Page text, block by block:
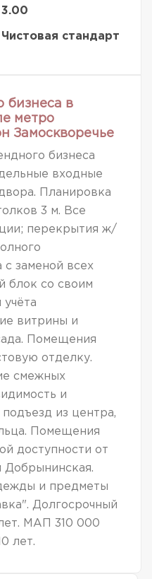
3.00
Чистовая стандарт
бизнеса в
метро
Замоскворечье
бизнеса
входные
Планировка
3 м. Все
перекрытия ж/
с заменой всех
блок со своим
витрины и
Помещения
отделку.
смежных
и
из центра,
Помещения
доступности от
Добрынинская.
и предметы
Долгосрочный
МАП 310 000
лет.